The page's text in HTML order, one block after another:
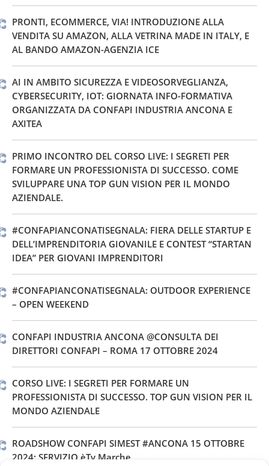
PRONTI, ECOMMERCE, VIA! INTRODUZIONE ALLA
VENDITA SU AMAZON, ALLA VETRINA MADE IN ITALY, E
AL BANDO AMAZON-AGENZIA ICE
AI IN AMBITO SICUREZZA E VIDEOSORVEGLIANZA,
CYBERSECURITY, IOT: GIORNATA INFO-FORMATIVA
ORGANIZZATA DA CONFAPI INDUSTRIA ANCONA E
AXITEA
PRIMO INCONTRO DEL CORSO LIVE: I SEGRETI PER
FORMARE UN PROFESSIONISTA DI SUCCESSO. COME
SVILUPPARE UNA TOP GUN VISION PER IL MONDO
AZIENDALE.
#CONFAPIANCONATISEGNALA: FIERA DELLE STARTUP E
DELL’IMPRENDITORIA GIOVANILE E CONTEST “STARTAN
IDEA” PER GIOVANI IMPRENDITORI
#CONFAPIANCONATISEGNALA: OUTDOOR EXPERIENCE
– OPEN WEEKEND
CONFAPI INDUSTRIA ANCONA @CONSULTA DEI
DIRETTORI CONFAPI – ROMA 17 OTTOBRE 2024
CORSO LIVE: I SEGRETI PER FORMARE UN
PROFESSIONISTA DI SUCCESSO. TOP GUN VISION PER IL
MONDO AZIENDALE
ROADSHOW CONFAPI SIMEST #ANCONA 15 OTTOBRE
2024: SERVIZIO èTv Marche